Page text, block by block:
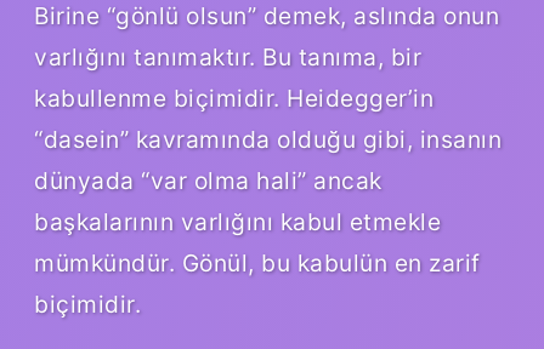
Birine “gönlü olsun” demek, aslında onun
varlığını tanımaktır. Bu tanıma, bir
kabullenme biçimidir. Heidegger’in
“dasein” kavramında olduğu gibi, insanın
dünyada “var olma hali” ancak
başkalarının varlığını kabul etmekle
mümkündür. Gönül, bu kabulün en zarif
biçimidir.